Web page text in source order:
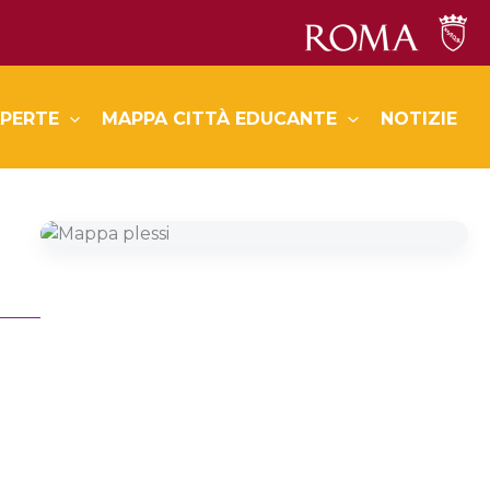
MAPPA CITTÀ EDUCANTE NOTIZIE